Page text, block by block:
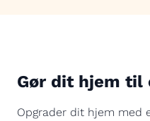
Gør dit hjem til
Opgrader dit hjem med